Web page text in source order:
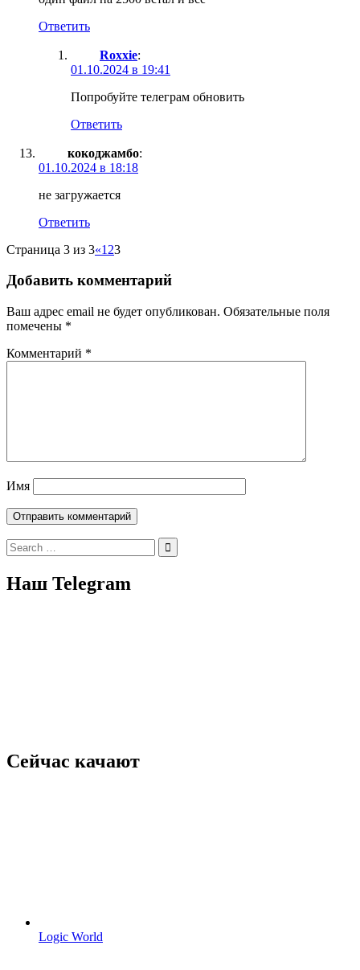
Ответить
Roxxie:
01.10.2024 в 19:41
Попробуйте телеграм обновить
Ответить
кокоджамбо:
01.10.2024 в 18:18
не загружается
Ответить
Страница 3 из 3«1 23
Добавить комментарий
Ваш адрес email не будет опубликован. Обязательные поля
помечены *
Комментарий *
Имя
Search
for:
Наш Telegram
Сейчас качают
Logic World